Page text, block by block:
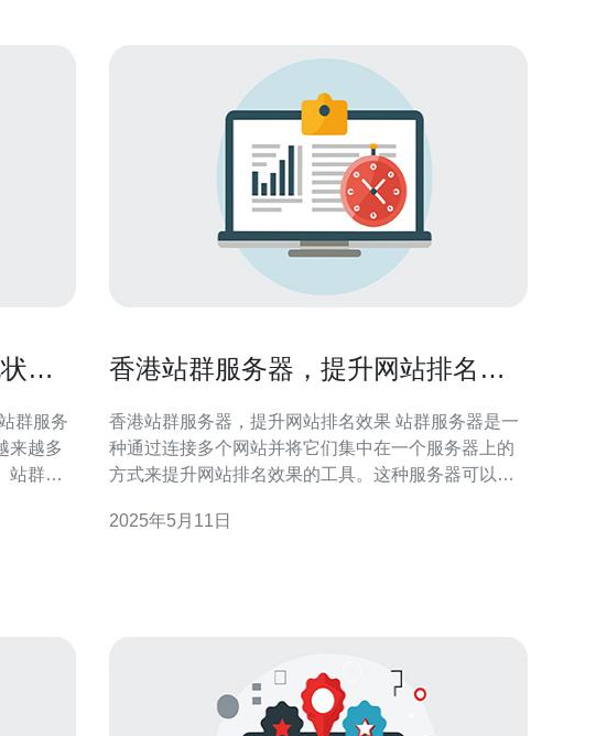
与
来越多
站群服
优越的
香港站群服务器，提升网站排名效
香港站群服务器，提升网站排名效果 站群服务器是一
种通过连接多个网站并将它们集中在一个服务器上的
方式来提升网站排名效果的工具。这种服务器可以帮
高网站在搜索引擎中的排名。 香港站群服务器在提升
2025年5月11日